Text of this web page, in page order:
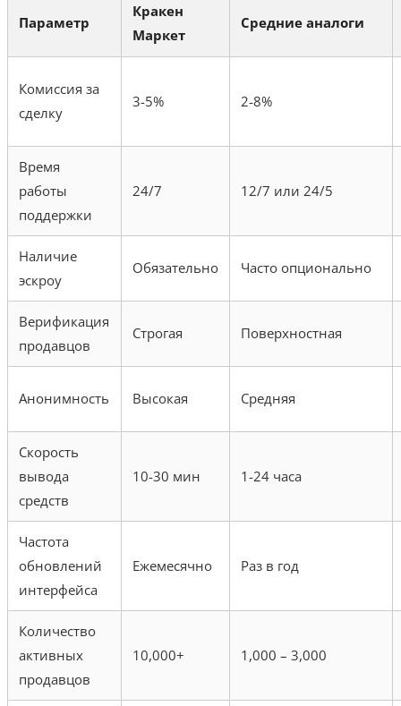
Параметр
Кракен
Маркет
Средние аналоги
Комиссия за
сделку
3-5% 2-8%
Время
работы
поддержки
24/7 12/7 или 24/5
Наличие
эскроу
Обязательно Часто опционально
Верификация
продавцов
Строгая Поверхностная
Анонимность Высокая Средняя
Скорость
вывода
средств
10-30 мин 1-24 часа
Частота
обновлений
интерфейса
Ежемесячно Раз в год
Количество
активных
продавцов
10,000+ 1,000 – 3,000